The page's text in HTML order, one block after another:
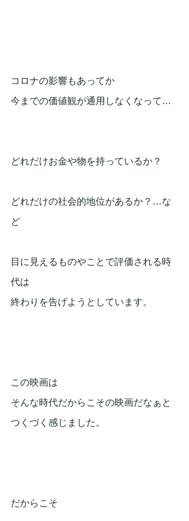
コロナの影響もあってか
今までの価値観が通用しなくなって…
どれだけお金や物を持っているか？
どれだけの社会的地位があるか？…な
ど
目に見えるものやことで評価される時
代は
終わりを告げようとしています。
この映画は
そんな時代だからこその映画だなぁと
つくづく感じました。
だからこそ